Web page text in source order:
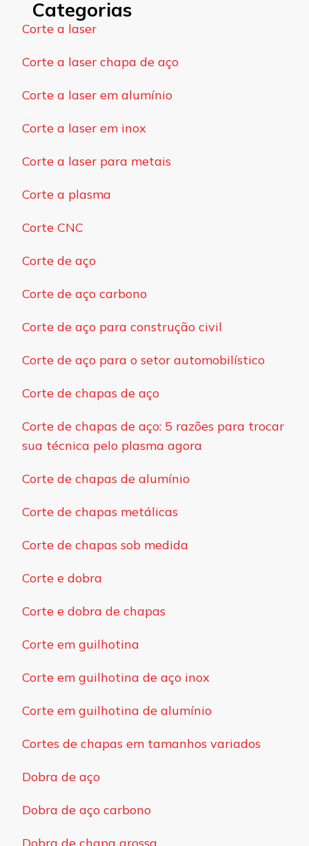
Categorias
Corte a laser
Corte a laser chapa de aço
Corte a laser em alumínio
Corte a laser em inox
Corte a laser para metais
Corte a plasma
Corte CNC
Corte de aço
Corte de aço carbono
Corte de aço para construção civil
Corte de aço para o setor automobilístico
Corte de chapas de aço
Corte de chapas de aço: 5 razões para trocar
sua técnica pelo plasma agora
Corte de chapas de alumínio
Corte de chapas metálicas
Corte de chapas sob medida
Corte e dobra
Corte e dobra de chapas
Corte em guilhotina
Corte em guilhotina de aço inox
Corte em guilhotina de alumínio
Cortes de chapas em tamanhos variados
Dobra de aço
Dobra de aço carbono
Dobra de chapa grossa